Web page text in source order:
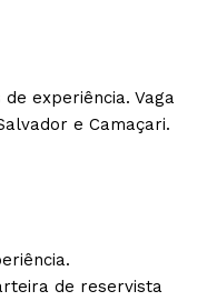
experiência. Vaga
e Camaçari.
de reservista